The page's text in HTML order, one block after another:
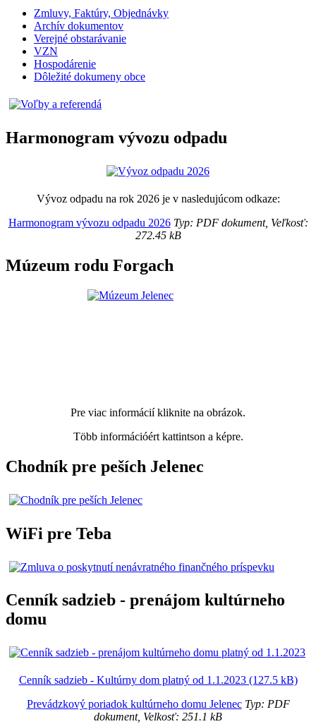
Zmluvy, Faktúry, Objednávky
Archív dokumentov
Verejné obstarávanie
VZN
Hospodárenie
Dôležité dokumeny obce
Harmonogram vývozu odpadu
Vývoz odpadu na rok 2026 je v nasledujúcom odkaze:
Harmonogram vývozu odpadu 2026Typ: PDF dokument, Veľkosť:
272.45 kB
Múzeum rodu Forgach
Pre viac informácií kliknite na obrázok.
Több információért kattintson a képre.
Chodník pre peších Jelenec
WiFi pre Teba
Cenník sadzieb - prenájom kultúrneho
domu
Cenník sadzieb - Kultúrny dom platný od 1.1.2023 (127.5 kB)
Prevádzkový poriadok kultúrneho domu JelenecTyp: PDF
dokument, Velkosť: 251.1 kB